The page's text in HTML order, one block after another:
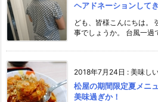
ヘアドネーションして
ども、皆様こんにちは。
事でしょうか。 台風一過
2018年7月24日 : 美味し
松屋の期間限定夏メニ
美味過ぎか！